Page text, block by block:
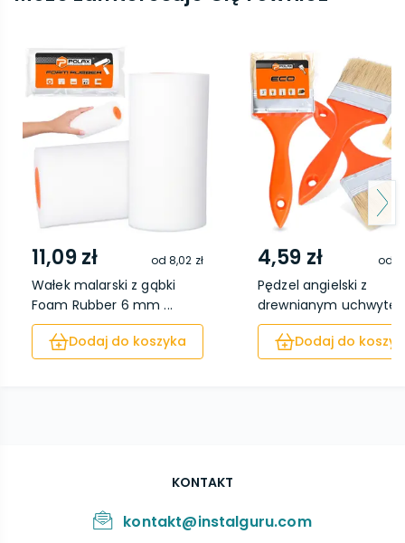
11,09 zł od8,02 zł
Wałek malarski z gąbki
Foam Rubber 6 mm ...
Dodaj do koszyka
4,59 zł od
Pędzel angielski z
drewnianym
7...
Dodaj do
KONTAKT
kontakt@instalguru.com